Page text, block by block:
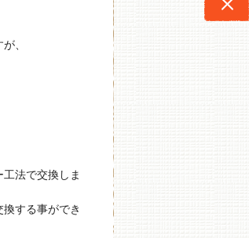
、
法で交換しま
する事ができ